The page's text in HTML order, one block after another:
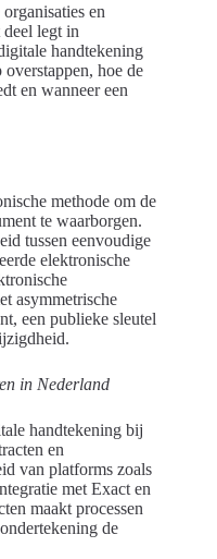
en
legt in
handtekening
hoe de
en wanneer een
methode om de
te waarborgen.
tussen eenvoudige
elektronische
asymmetrische
een publieke sleutel
in Nederland
handtekening bij
en
van platforms zoals
met Exact en
maakt processen
de